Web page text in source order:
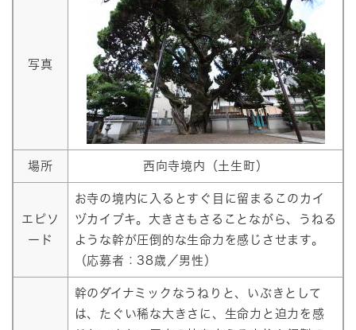
写真
場所 西向寺境内（土生町）
エピソ
ード
お寺の境内に入るとすぐ目に留まるこのカイ
ヅカイブキ。大きさもさることながら、うねる
ような幹が圧倒的な生命力を感じさせます。
（応募者：38歳／男性）
幹のダイナミックなうねりと、いぶきとして
は、たぐい稀な大きさに、生命力と迫力を感